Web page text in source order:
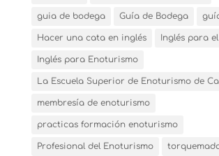
guia de bodega Guía de Bodega
Hacer una cata en inglés Inglés para
Inglés para Enoturismo
La Escuela Superior de Enoturismo de
membresía de enoturismo
practicas formación enoturismo
Profesional del Enoturismo